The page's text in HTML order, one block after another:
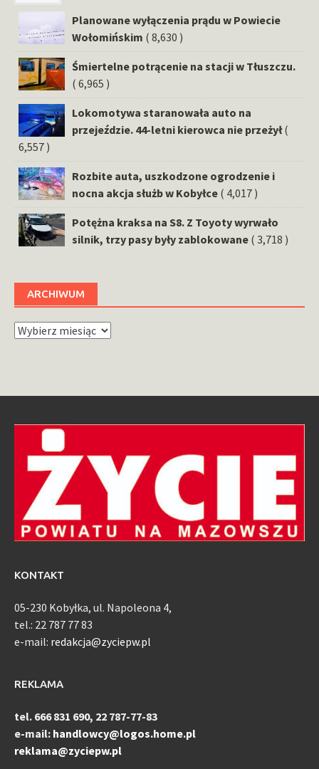
Planowane wyłączenia prądu w Powiecie
Wołomińskim ( 8,630 )
Śmiertelne potrącenie na stacji w Tłuszczu.
( 6,965 )
Lokomotywa staranowała auto na
przejeździe. 44-letni kierowca nie przeżył (
6,557 )
Rozbite auta, uszkodzone ogrodzenie i
nocna akcja służb w Kobyłce ( 4,017 )
Potężna kraksa na S8. Z Toyoty wyrwało
silnik, trzy pasy były zablokowane ( 3,718 )
ARCHIWUM
Archiwum
KONTAKT
05-230 Kobyłka, ul. Napoleona 4,
tel.: 22 787 77 83
e-mail: redakcja@zyciepw.pl
REKLAMA
tel. 666 831 690, 22 787-77-83
e-mail: handlowcy@logos.home.pl
reklama@zyciepw.pl